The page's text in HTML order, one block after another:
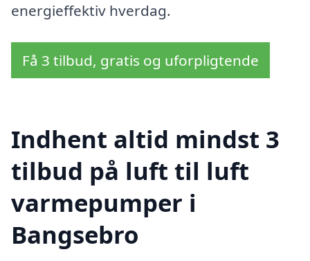
energieffektiv hverdag.
Få 3 tilbud, gratis og uforpligtende
Indhent altid mindst 3
tilbud på luft til luft
varmepumper i
Bangsebro